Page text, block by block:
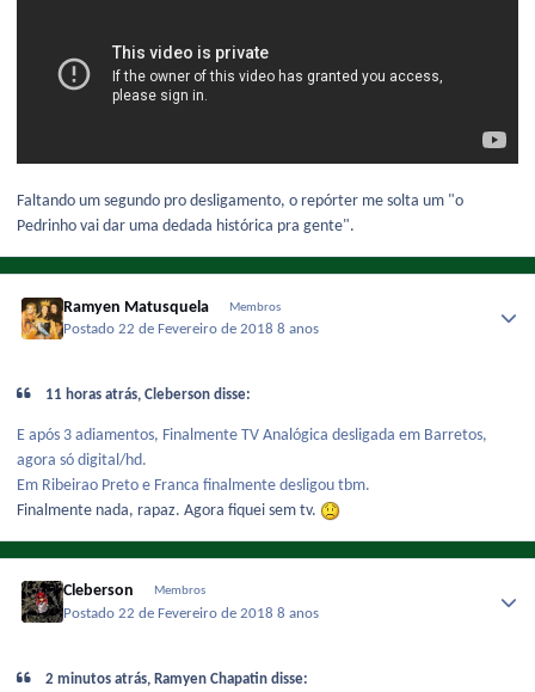
Faltando um segundo pro desligamento, o repórter me solta um "o
Pedrinho vai dar uma dedada histórica pra gente".
Ramyen Matusquela Membros
Postado22 de Fevereiro de 20188 anos
11 horas atrás, Cleberson disse:
E após 3 adiamentos, Finalmente TV Analógica desligada em Barretos,
agora só digital/hd.
Em Ribeirao Preto e Franca finalmente desligou tbm.
Finalmente nada, rapaz. Agora fiquei sem tv.
Cleberson Membros
Postado22 de Fevereiro de 20188 anos
2 minutos atrás, Ramyen Chapatin disse: